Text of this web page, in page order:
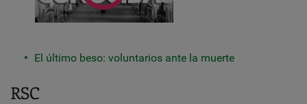
El último beso: voluntarios ante la muerte
RSC